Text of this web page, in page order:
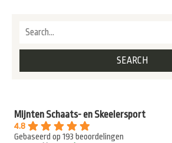
Mijnten Schaats- en Skeelersport
4.8
Gebaseerd op 193 beoordelingen